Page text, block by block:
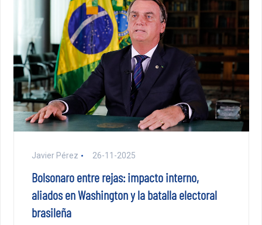
Javier Pérez 26-11-2025
Bolsonaro entre rejas: impacto interno,
aliados en Washington y la batalla electoral
brasileña